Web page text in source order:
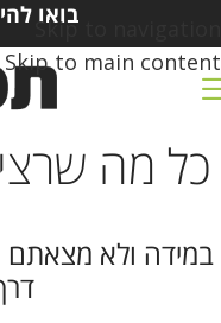
Skip to navigation
Skip to main content
בואו
כל מה
במידה ולא מצאתם